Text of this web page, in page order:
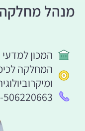
מנהל מחלקה
המכון
המחלקה
506220663